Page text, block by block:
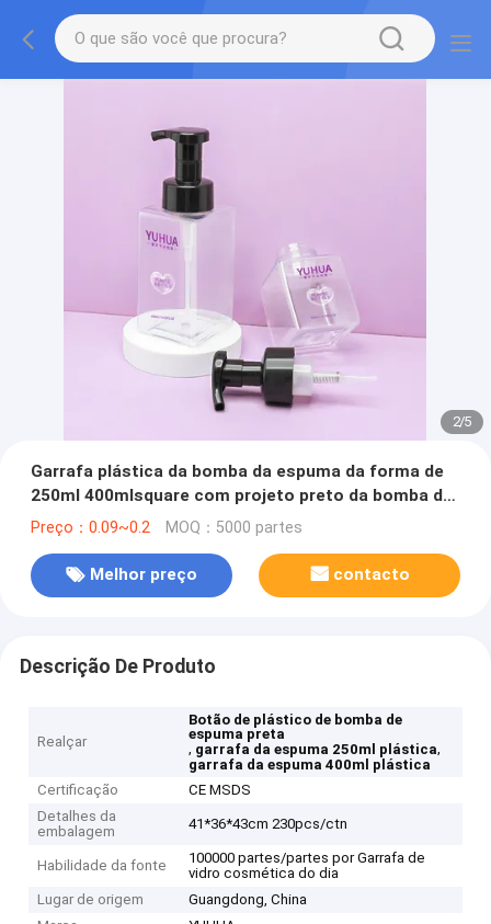
2/5
Garrafa plástica da bomba da espuma da forma de
250ml 400mlsquare com projeto preto da bomba da
espuma
Preço：0.09~0.2 MOQ：5000 partes
Melhor preço contacto
Descrição De Produto
Realçar
Botão de plástico de bomba de
espuma preta
, garrafa da espuma 250ml plástica,
garrafa da espuma 400ml plástica
Certificação
CE MSDS
Detalhes da
embalagem
41*36*43cm 230pcs/ctn
Habilidade da fonte
100000 partes/partes por Garrafa de
vidro cosmética do dia
Lugar de origem
Guangdong, China